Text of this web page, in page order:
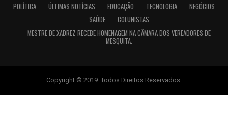
POLÍTICA ÚLTIMAS NOTÍCIAS EDUCAÇÃO TECNOLOGIA
NEGÓCIOS
SAÚDE
COLUNISTAS
MESTRE DE XADREZ RECEBE HOMENAGEM NA CÂMARA DOS VEREADORES DE
MESQUITA.
Copyright © 2019. Todos Direitos Reservados.